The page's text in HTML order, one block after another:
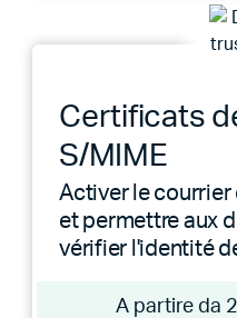
Certificats
S/MIME
Activer le
et permettre aux
vérifier l'identité
A partire da